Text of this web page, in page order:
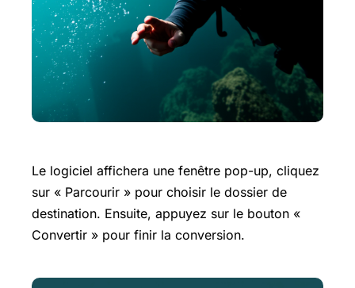
Le logiciel affichera une fenêtre pop-up, cliquez
sur « Parcourir » pour choisir le dossier de
destination. Ensuite, appuyez sur le bouton «
Convertir » pour finir la conversion.